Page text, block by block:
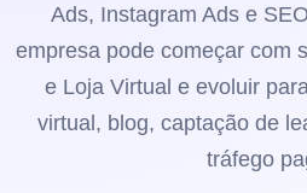
Ads, Instagram Ads e
empresa pode começar com
e Loja Virtual e evoluir
virtual, blog, captação de
tráfego